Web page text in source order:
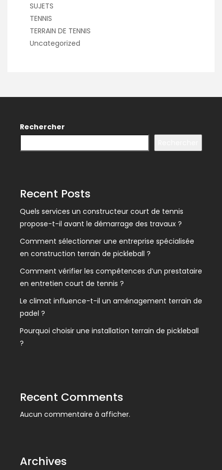
SUJETS
TENNIS
TERRAIN DE TENNIS
Uncategorized
Rechercher
Recent Posts
Quels services un constructeur court de tennis
propose-t-il avant le démarrage des travaux ?
Comment sélectionner une entreprise spécialisée
en construction terrain de pickleball ?
Comment vérifier les compétences d’un prestataire
en entretien court de tennis ?
Le climat influence-t-il un aménagement terrain de
padel ?
Pourquoi choisir une installation terrain de pickleball
?
Recent Comments
Aucun commentaire à afficher.
Archives